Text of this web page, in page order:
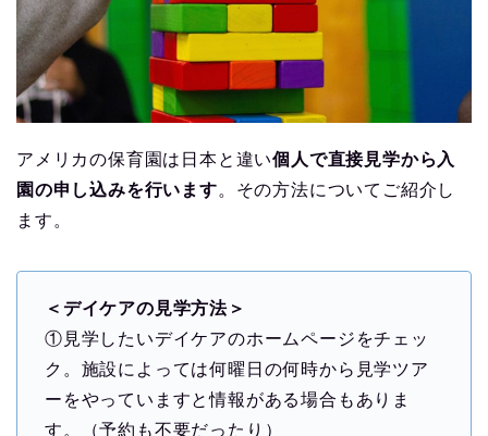
アメリカの保育園は日本と違い個人で直接見学から入
園の申し込みを行います。その方法についてご紹介し
ます。
＜デイケアの見学方法＞
①見学したいデイケアのホームページをチェッ
ク。施設によっては何曜日の何時から見学ツア
ーをやっていますと情報がある場合もありま
す。（予約も不要だったり）